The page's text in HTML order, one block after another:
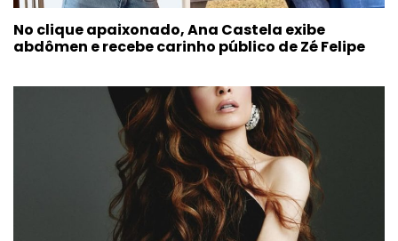
No clique apaixonado, Ana Castela exibe
abdômen e recebe carinho público de Zé Felipe